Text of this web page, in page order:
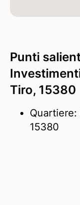
Punti
Tiro, 15380
Quartiere:
15380